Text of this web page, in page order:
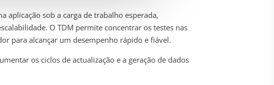
aplicação sob a carga de trabalho esperada,
O TDM permite concentrar os testes nas
para alcançar um desempenho rápido e fiável.
os ciclos de actualização e a geração de dados